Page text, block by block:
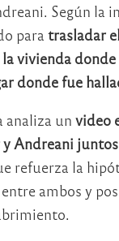
Según la
para trasladar
vivienda
donde fue
analiza un video
Andreani
refuerza la
ambos y